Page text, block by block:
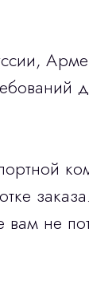
не